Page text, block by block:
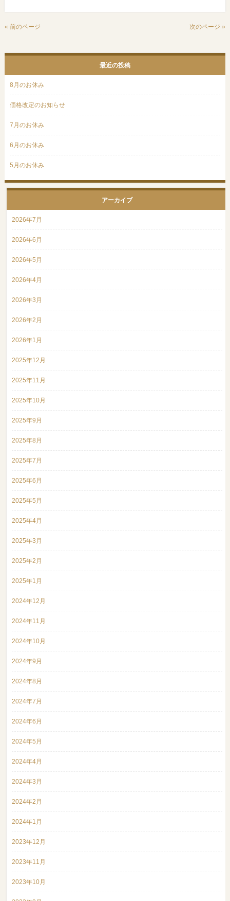
« 前のページ 次のページ »
最近の投稿
8月のお休み
価格改定のお知らせ
7月のお休み
6月のお休み
5月のお休み
アーカイブ
2026年7月
2026年6月
2026年5月
2026年4月
2026年3月
2026年2月
2026年1月
2025年12月
2025年11月
2025年10月
2025年9月
2025年8月
2025年7月
2025年6月
2025年5月
2025年4月
2025年3月
2025年2月
2025年1月
2024年12月
2024年11月
2024年10月
2024年9月
2024年8月
2024年7月
2024年6月
2024年5月
2024年4月
2024年3月
2024年2月
2024年1月
2023年12月
2023年11月
2023年10月